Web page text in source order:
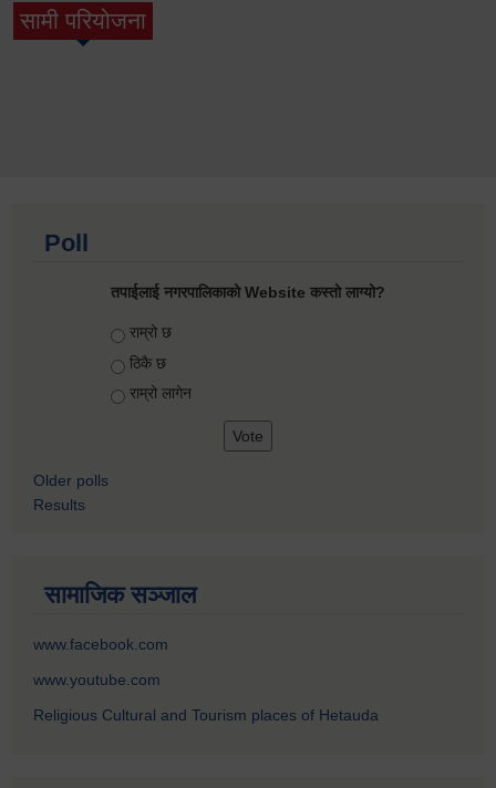
सामी परियोजना
(active tab)
Poll
तपाईलाई नगरपालिकाको Website कस्तो लाग्यो?
Choices
राम्रो छ
ठिकै छ
राम्रो लागेन
Older polls
Results
सामाजिक सञ्जाल
www.facebook.com
www.youtube.com
Religious Cultural and Tourism places of Hetauda